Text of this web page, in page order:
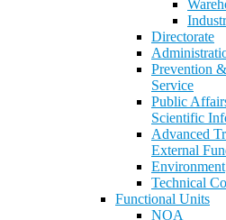
Directorate
Prevention
Service
Public
Scientific
Advanced
External
Environment
Technical
Functional Units
NOA